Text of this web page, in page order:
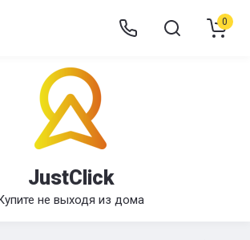
JustClick
не выходя из дома
0